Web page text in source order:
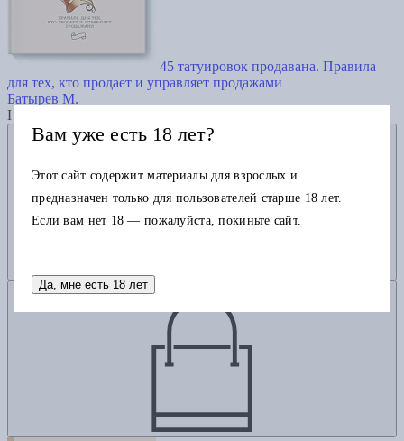
45 татуировок продавана. Правила
для тех, кто продает и управляет продажами
Батырев М.
Нет в наличии
Добавить в избранное
Добавить в корзину
Вам уже есть 18 лет?
Этот сайт содержит материалы для взрослых и
предназначен только для пользователей старше 18 лет.
Если вам нет 18 — пожалуйста, покиньте сайт.
Да, мне есть 18 лет